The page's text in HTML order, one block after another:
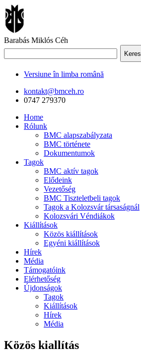
Barabás Miklós Céh
Keres
Versiune în limba română
kontakt@bmceh.ro
0747 279370
Home
Rólunk
BMC alapszabályzata
BMC története
Dokumentumok
Tagok
BMC aktív tagok
Elődeink
Vezetőség
BMC Tiszteletbeli tagok
Tagok a Kolozsvár társaságnál
Kolozsvári Véndiákok
Kiállítások
Közös kiállítások
Egyéni kiállítások
Hírek
Média
Támogatóink
Elérhetőség
Újdonságok
Tagok
Kiállítások
Hírek
Média
Közös kiallítás